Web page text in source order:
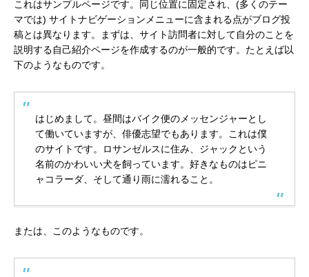
これはサンプルページです。同じ位置に固定され、(多くのテー
マでは) サイトナビゲーションメニューに含まれる点がブログ投
稿とは異なります。まずは、サイト訪問者に対して自分のことを
説明する自己紹介ページを作成するのが一般的です。たとえば以
下のようなものです。
はじめまして。昼間はバイク便のメッセンジャーとし
て働いていますが、俳優志望でもあります。これは僕
のサイトです。ロサンゼルスに住み、ジャックという
名前のかわいい犬を飼っています。好きなものはピニ
ャコラーダ、そして通り雨に濡れること。
または、このようなものです。